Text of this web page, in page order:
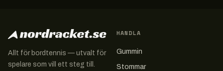
Allt för bordtennis — utvalt för
spelare som vill ett steg till.
HANDLA
Gummin
Stommar